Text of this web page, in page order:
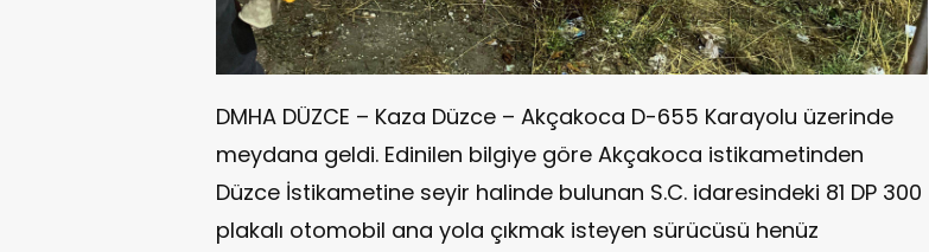
DMHA DÜZCE – Kaza Düzce – Akçakoca D-655 Karayolu üzerinde
meydana geldi. Edinilen bilgiye göre Akçakoca istikametinden
Düzce İstikametine seyir halinde bulunan S.C. idaresindeki 81 DP 300
plakalı otomobil ana yola çıkmak isteyen sürücüsü henüz